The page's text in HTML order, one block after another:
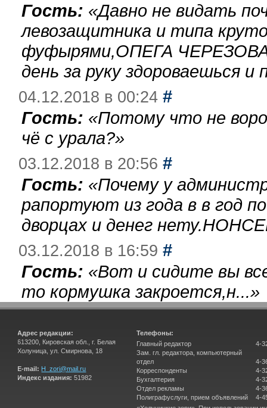
Гость: «Давно не видать
левозащитника и типа
фуфырями,ОПЕГА
день за руку здороваешься
04.12.2018 в 00:24 #
Гость: «Потому что не
чё с урала?»
03.12.2018 в 20:56 #
Гость: «Почему у
рапортуют из года в в год
дворцах и денег
03.12.2018 в 16:59 #
Гость: «Вот и сидите вы
то кормушка закроется,н...»
Адрес редакции:
613200, Кировская обл., г. Белая
Холуница, ул. Смирнова, 18
E-mail: H_zori@mail.ru
Индекс издания: 51982
Телефоны:
Главный редактор
Зам. гл. редактора, компьютерный
отдел
Корреспонденты
Бухгалтерия
Отдел рекламы
Полиграфуслуги, прием объявлений
4-
4-
4-
4-
4-
4-